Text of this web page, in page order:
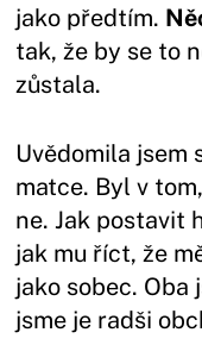
jako předtím.
tak, že by se to
zůstala.
Uvědomila jsem
matce. Byl v
ne. Jak postavit
jak mu říct, že
jako sobec.
jsme je radši